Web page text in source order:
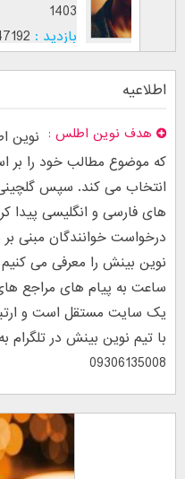
1402
بازدید :
اطلاعیه
هدف نوین اطلس
نوین
که موضوع مطالب خود را
انتخاب می کند. سپس گلچینی
های فارسی و انگلیسی پیدا
درخواست خوانندگان مبنی بر
ساعت به پیام های مراجع
یک سایت مستقل است و
با تیم نوین بینش در تلگرام
09306135008